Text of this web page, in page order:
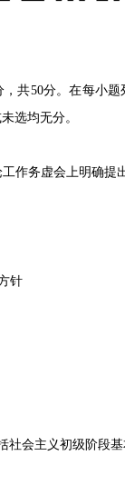
50分。在每小题
选均无分。
作务虚会上明确提
针
会主义初级阶段基